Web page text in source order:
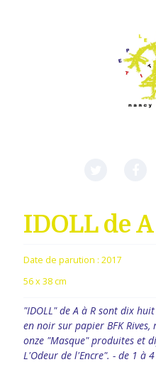
IDOLL de A
Date de parution : 2017
56 x 38 cm
"IDOLL" de A à R sont dix
en noir sur papier BFK Rives,
onze "Masque" produites et
L'Odeur de l'Encre". - de 1 à 4